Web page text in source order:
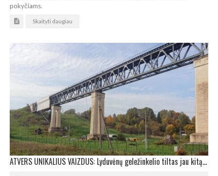
pokyčiams.
Skaityti daugiau
ATVERS UNIKALIUS VAIZDUS: Lyduvėnų geležinkelio tiltas jau kitą vasarą priims lankytojus